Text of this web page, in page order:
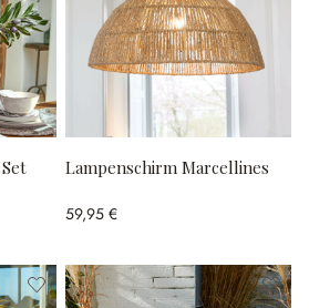
Lampenschirm Marcellines
59,95 €